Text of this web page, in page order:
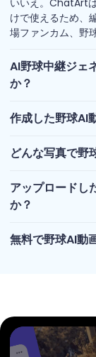
けで使えるため、
場ファンカム、野
AI野球中継ジェ
か？
作成した野球AI
どんな写真で野
アップロードし
か？
無料で野球AI動